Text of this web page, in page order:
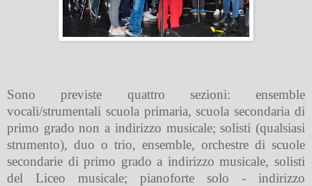
Sono previste quattro sezioni: ensemble
vocali/strumentali scuola primaria, scuola secondaria di
primo grado non a indirizzo musicale; solisti (qualsiasi
strumento), duo o trio, ensemble, orchestre di scuole
secondarie di primo grado a indirizzo musicale, solisti
del Liceo musicale; pianoforte solo - indirizzo